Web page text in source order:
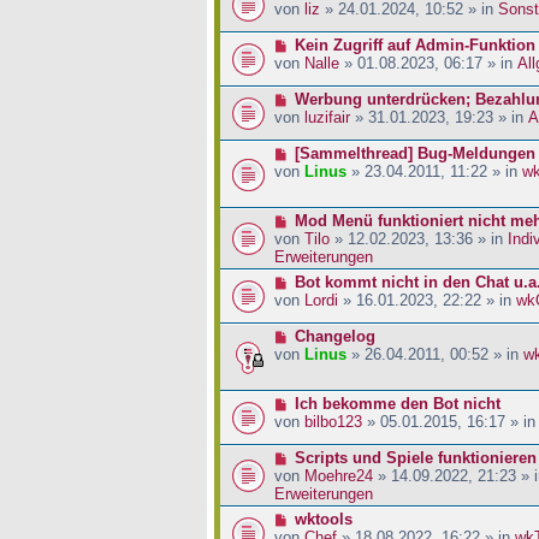
g
i
a
r
e
i
a
e
e
r
e
i
a
von liz » 24.01.2024, 10:52 » in
N
e
e
r
e
i
r
a
g
Kein Zugriff auf Admin-
von Nalle » 01.08.2023, 06:17 » in
N
e
e
r
e
t
r
a
g
Werbung unterdrücken;
von luzifair » 31.01.2023, 19:23 » in
N
e
e
B
e
t
a
g
[Sammelthread] Bug-Meldungen
von Linus » 23.04.2011, 11:22 » in
N
e
u
e
B
e
t
a
g
Mod Menü funktioniert nicht
von Tilo » 12.02.2023, 13:36 » in
Erweiterungen
N
e
e
r
e
t
r
a
g
Bot kommt nicht in den Chat u.a.
von
Lordi » 16.01.2023, 22:22 » in
N
e
e
B
e
t
r
a
g
Changelog
von Linus » 26.04.2011, 00:52 » in
N
e
e
r
B
e
Ich bekomme den Bot nicht
von bilbo123 » 05.01.2015, 16:17 » in
N
e
u
e
Scripts und Spiele
von Moehre24 » 14.09.2022, 21:23 »
Erweiterungen
Nwktools